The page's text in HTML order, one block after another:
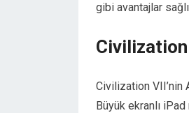
gibi avantajlar
Civilization
Civilization VII’nin
Büyük ekranlı